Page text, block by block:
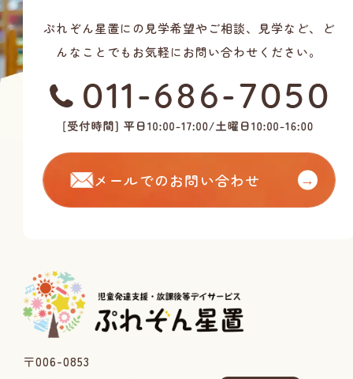
ぷれぞん星置にの見学希望やご相談、見学など、ど
んなことでもお気軽にお問い合わせください。
メールでのお問い合わせ →
〒006-0853